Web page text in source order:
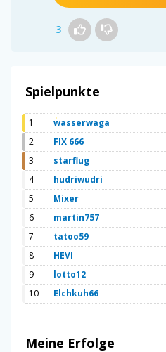
3
Spielpunkte
1 wasserwaga
2
FIX 666
3
starflug
4
hudriwudri
5
Mixer
6
martin757
7
tatoo59
8
HEVI
9
lotto12
10
Elchkuh66
Meine Erfolge